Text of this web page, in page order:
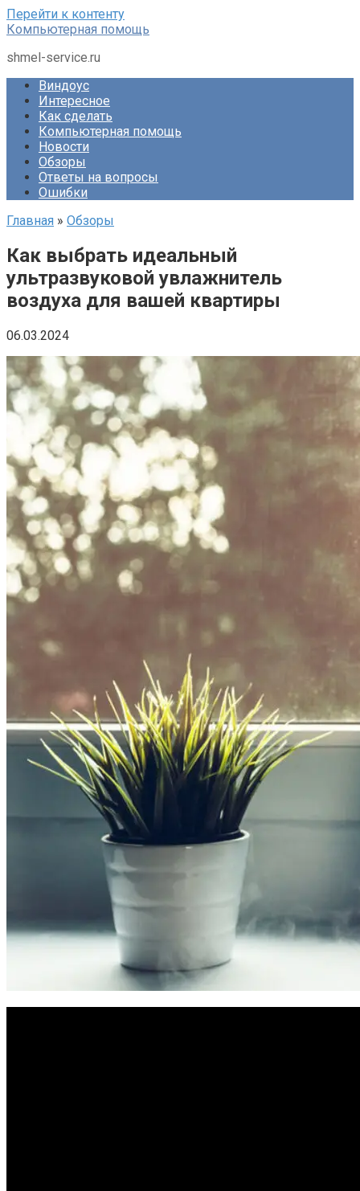
Перейти к контенту
Компьютерная помощь
shmel-service.ru
Виндоус
Интересное
Как сделать
Компьютерная помощь
Новости
Обзоры
Ответы на вопросы
Ошибки
Главная » Обзоры
Как выбрать идеальный
ультразвуковой увлажнитель
воздуха для вашей квартиры
06.03.2024